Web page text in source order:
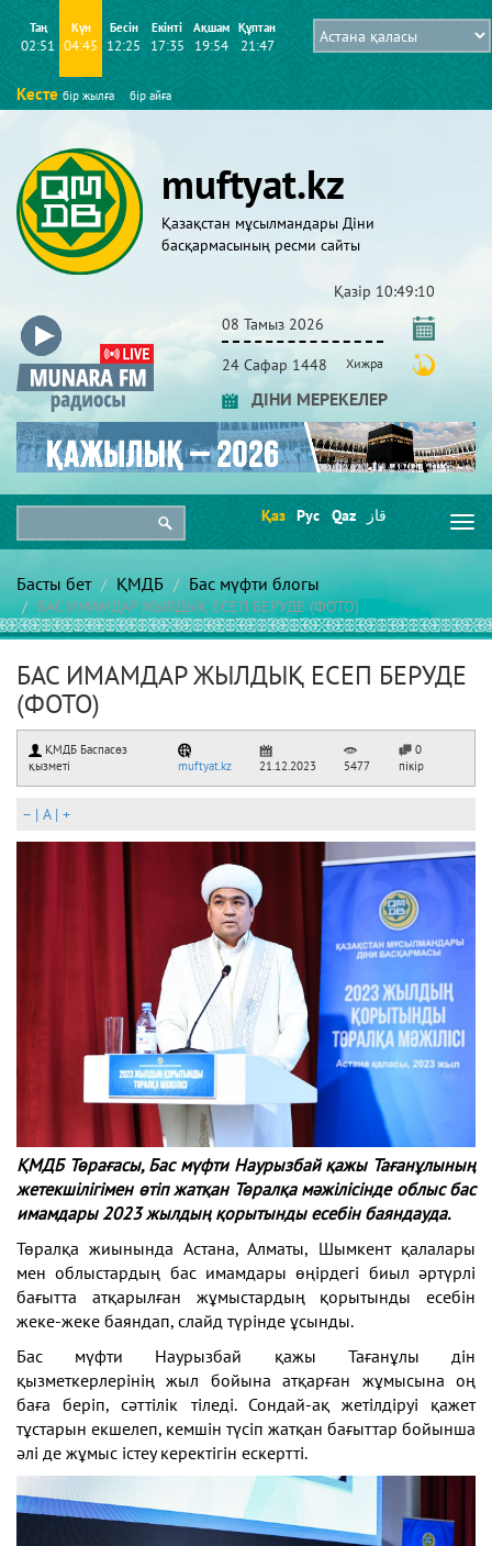
Таң
02:51
Күн
04:45
Бесін
12:25
Екінті
17:35
Ақшам
19:54
Құптан
21:47
Кесте бір жылға бір айға
muftyat.kz
Қазақстан мұсылмандары Діни
басқармасының ресми сайты
Қазір 10:49:12
08 Тамыз 2026
24 Сафар 1448 Хижра
ДІНИ МЕРЕКЕЛЕР
Қаз Рус Qaz قاز
Басты бет ҚМДБ Бас мүфти блогы
БАС ИМАМДАР ЖЫЛДЫҚ ЕСЕП БЕРУДЕ (ФОТО)
БАС ИМАМДАР ЖЫЛДЫҚ ЕСЕП БЕРУДЕ
(ФОТО)
ҚМДБ Баспасөз
қызметі
muftyat.kz 21.12.2023 5477
0
пікір
– | A| +
ҚМДБ Төрағасы, Бас мүфти Наурызбай қажы Тағанұлының
жетекшілігімен өтіп жатқан Төралқа мәжілісінде облыс бас
имамдары 2023 жылдың қорытынды есебін баяндауда.
Төралқа жиынында Астана, Алматы, Шымкент қалалары
мен облыстардың бас имамдары өңірдегі биыл әртүрлі
бағытта атқарылған жұмыстардың қорытынды есебін
жеке-жеке баяндап, слайд түрінде ұсынды.
Бас мүфти Наурызбай қажы Тағанұлы дін
қызметкерлерінің жыл бойына атқарған жұмысына оң
баға беріп, сәттілік тіледі. Сондай-ақ жетілдіруі қажет
тұстарын екшелеп, кемшін түсіп жатқан бағыттар бойынша
әлі де жұмыс істеу керектігін ескертті.